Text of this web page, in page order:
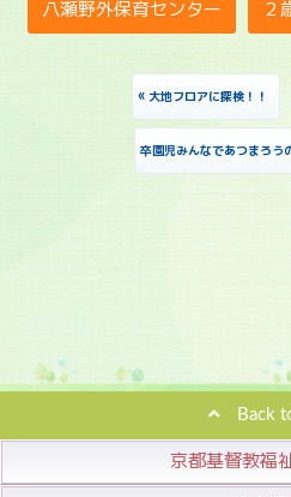
八瀬野外保育センター ２
« 大地フロアに探検！！
卒園児みんなであつまろう
Back
京都基督教福